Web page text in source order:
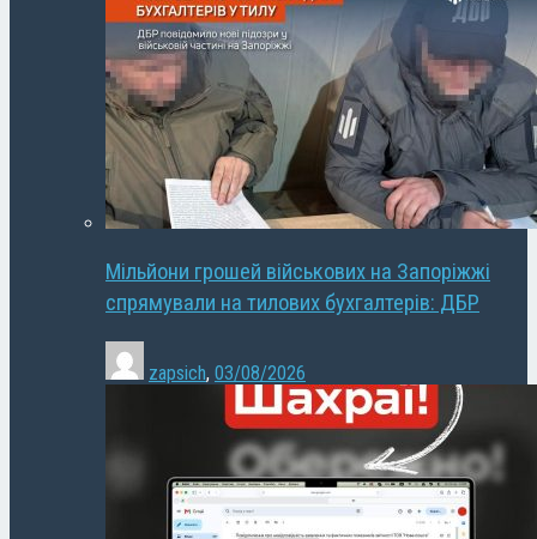
Мільйони грошей військових на Запоріжжі
спрямували на тилових бухгалтерів: ДБР
zapsich, 03/08/2026